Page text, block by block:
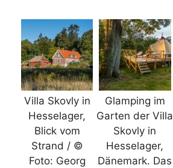
Villa Skovly in
Hesselager,
Blick vom
Strand / ©
Foto: Georg
Glamping im
Garten der Villa
Skovly in
Hesselager,
Dänemark. Das